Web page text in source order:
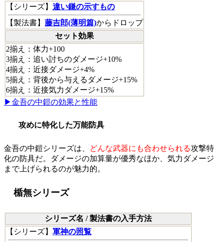
【 シリーズ】 違い鎌の示すもの
【製法書】 藤吉郎(薄明篇)からドロップ
セット効果
2揃え：体力+100
3揃え：追い討ちのダメージ+10%
4揃え：近接ダメージ+4%
5揃え：背後から与えるダメージ+15%
6揃え：近接気力ダメージ+15%
▶金吾の中鎧の効果と性能
攻めに特化した万能防具
金吾の中鎧シリーズは、 どんな武器にも合わせられる攻撃特
化の防具だ。ダメージの加算量が優秀なほか、気力ダメージ
まで上げられるのが魅力的。
楯無シリーズ
シリーズ名 / 製法書の入手方法
【 シリーズ】 軍神の照覧